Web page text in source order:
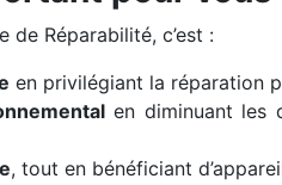
Réparabilité, c’est :
en privilégiant la réparation
en diminuant les
, tout en bénéficiant